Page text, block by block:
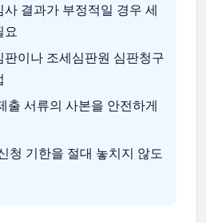
사 결과가 부정적일 경우 세
요
판이나 조세심판원 심판청구
출 서류의 사본을 안전하게
청 기한을 절대 놓치지 않도